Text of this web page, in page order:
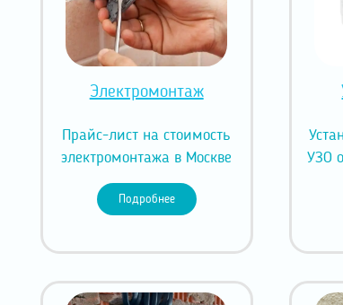
Электромонтаж
Прайс-лист на стоимость
электромонтажа в Москве
Подробнее
УЗО